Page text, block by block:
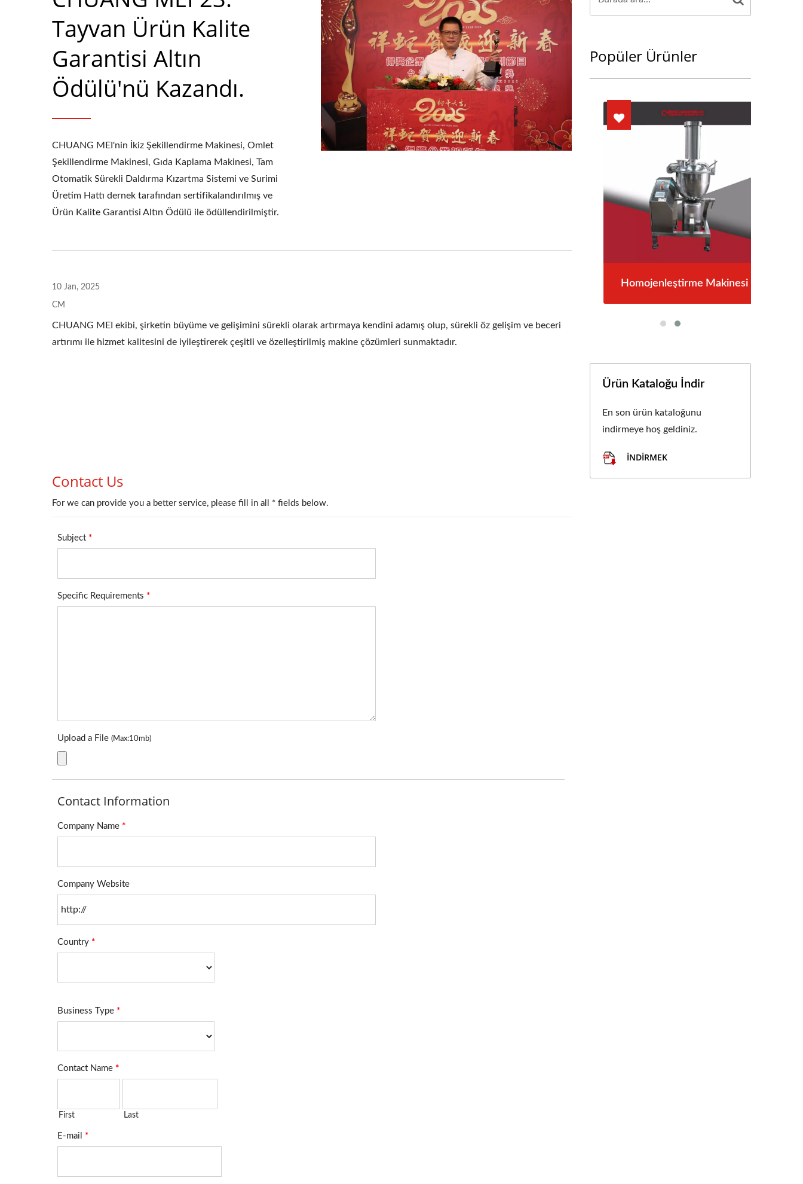
Tayvan Ürün Kalite
Garantisi Altın
Ödülü'nü Kazandı.
CHUANG MEI'nin İkiz Şekillendirme Makinesi, Omlet
Şekillendirme Makinesi, Gıda Kaplama Makinesi, Tam
Otomatik Sürekli Daldırma Kızartma Sistemi ve Surimi
Üretim Hattı dernek tarafından sertifikalandırılmış ve
Ürün Kalite Garantisi Altın Ödülü ile ödüllendirilmiştir.
10 Jan, 2025
CM
CHUANG MEI ekibi, şirketin büyüme ve gelişimini sürekli olarak artırmaya kendini adamış olup, sürekli öz gelişim ve beceri
artırımı ile hizmet kalitesini de iyileştirerek çeşitli ve özelleştirilmiş makine çözümleri sunmaktadır.
Popüler Ürünler
Rulolu Ekstrüzyon Filtresi Homojenleştirme Makinesi
Ürün Kataloğu İndir
En son ürün kataloğunu
indirmeye hoş geldiniz.
İNDIRMEK